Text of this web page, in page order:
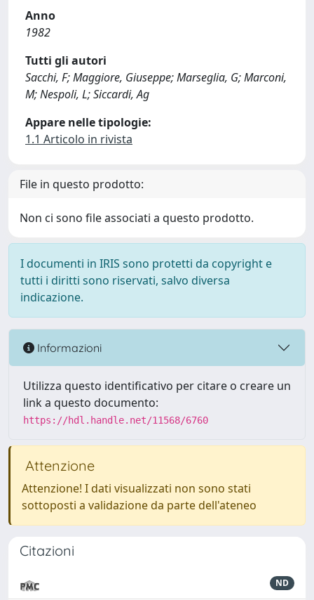
Anno
1982
Tutti gli autori
Sacchi, F; Maggiore, Giuseppe; Marseglia, G; Marconi,
M; Nespoli, L; Siccardi, Ag
Appare nelle tipologie:
1.1 Articolo in rivista
File in questo prodotto:
Non ci sono file associati a questo prodotto.
I documenti in IRIS sono protetti da copyright e
tutti i diritti sono riservati, salvo diversa
indicazione.
Informazioni
Utilizza questo identificativo per citare o creare un
link a questo documento:
https://hdl.handle.net/11568/6760
Attenzione
Attenzione! I dati visualizzati non sono stati
sottoposti a validazione da parte dell'ateneo
Citazioni
ND